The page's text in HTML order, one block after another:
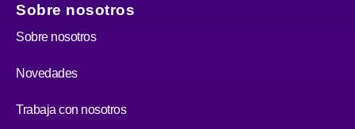
Sobre nosotros
Sobre nosotros
Novedades
Trabaja con nosotros